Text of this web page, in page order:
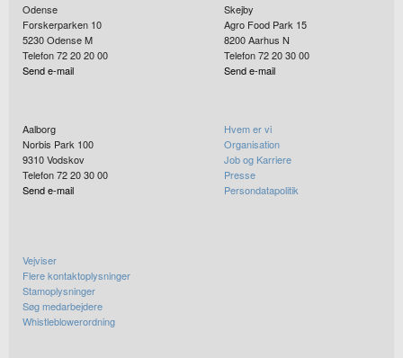
Odense
Forskerparken 10
5230Odense M
Telefon 72 20 20 00
Send e-mail
Skejby
Agro Food Park 15
8200Aarhus N
Telefon 72 20 30 00
Send e-mail
Aalborg
Norbis Park 100
9310Vodskov
Telefon 72 20 30 00
Send e-mail
Hvem er vi
Organisation
Job og Karriere
Presse
Persondatapolitik
Vejviser
Flere kontaktoplysninger
Stamoplysninger
Søg medarbejdere
Whistleblowerordning